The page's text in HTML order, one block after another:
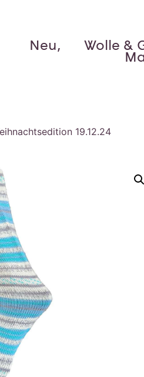
Neu, Wolle &
19.12.24